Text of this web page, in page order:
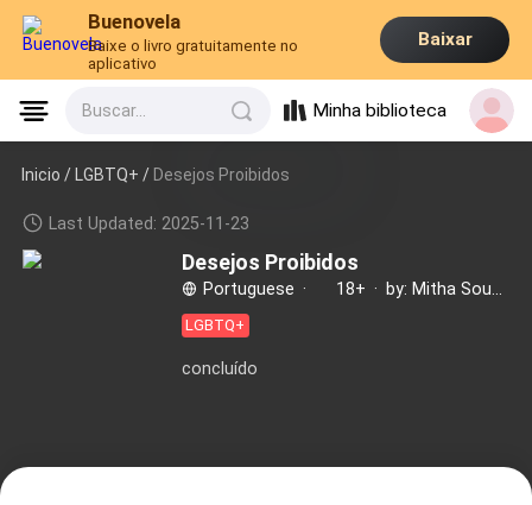
Buenovela
Baixe o livro gratuitamente no
aplicativo
Baixar
Buscar... Minha biblioteca
Inicio /LGBTQ+ / Desejos Proibidos
Last Updated: 2025-11-23
Desejos Proibidos
Portuguese · 18+ ·
LGBTQ+
concluído